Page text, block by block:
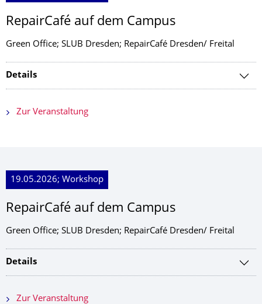
RepairCafé auf dem Campus
Green Office; SLUB Dresden; RepairCafé Dresden/ Freital
Details
Zur Veranstaltung
19.05.2026; Workshop
RepairCafé auf dem Campus
Green Office; SLUB Dresden; RepairCafé Dresden/ Freital
Details
Zur Veranstaltung